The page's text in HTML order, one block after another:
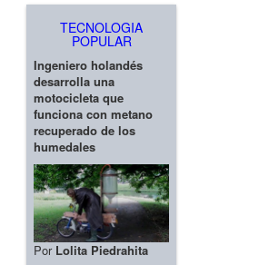
TECNOLOGIA
POPULAR
Ingeniero holandés
desarrolla una
motocicleta que
funciona con metano
recuperado de los
humedales
Por Lolita Piedrahita